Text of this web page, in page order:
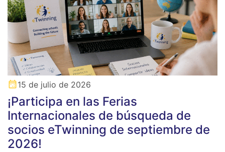
15 de julio de 2026
¡Participa en las Ferias
Internacionales de búsqueda de
socios eTwinning de septiembre de
2026!